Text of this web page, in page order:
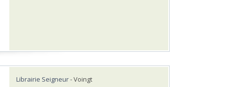
Librairie Seigneur- Voingt